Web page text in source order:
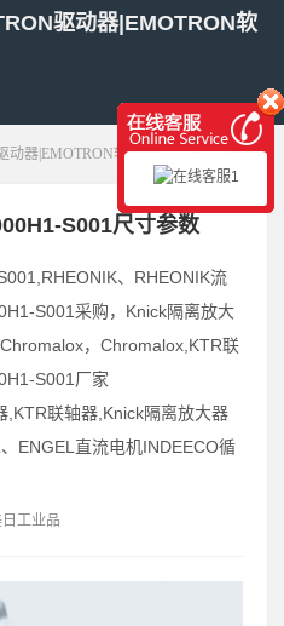
驱动器|EMOTRON软
展开菜单
动器|EMOTRON软驱动器
S001尺寸参数
、RHEONIK流
S001采购，Knick隔离放大
，Chromalox,KTR联
S001厂家
,KTR联轴器,Knick隔离放大器
ENGEL直流电机INDEECO循
工业品